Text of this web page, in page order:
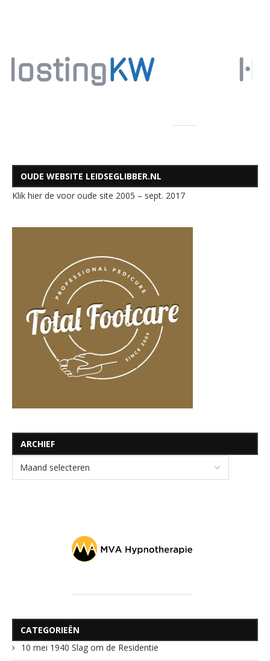
OUDE WEBSITE LEIDSEGLIBBER.NL
Klik hier de voor oude site 2005 – sept. 2017
ARCHIEF
CATEGORIEËN
10 mei 1940 Slag om de Residentie